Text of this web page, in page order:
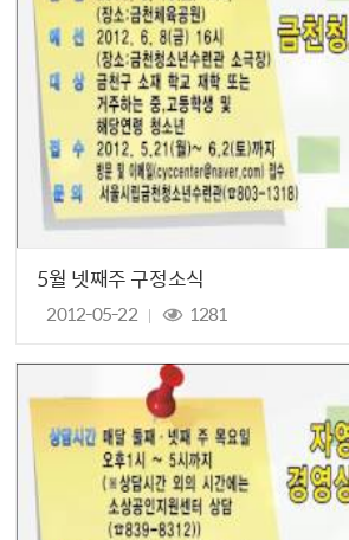
5월 넷째주 구정소식
2012-05-22 1281